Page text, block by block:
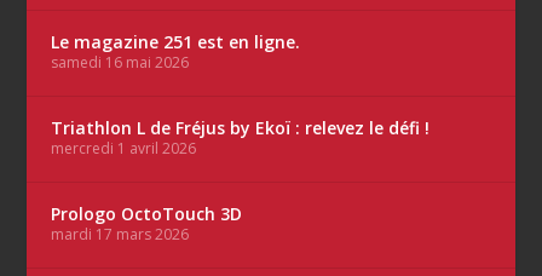
Le magazine 251 est en ligne.
samedi 16 mai 2026
Triathlon L de Fréjus by Ekoï : relevez le défi !
mercredi 1 avril 2026
Prologo OctoTouch 3D
mardi 17 mars 2026